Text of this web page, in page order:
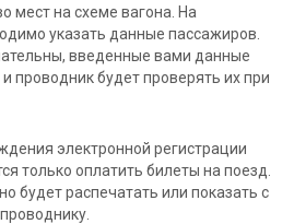
мест на схеме вагона. На
указать данные пассажиров.
введенные вами данные
проводник будет проверять их при
электронной регистрации
только оплатить билеты на поезд.
будет распечатать или показать с